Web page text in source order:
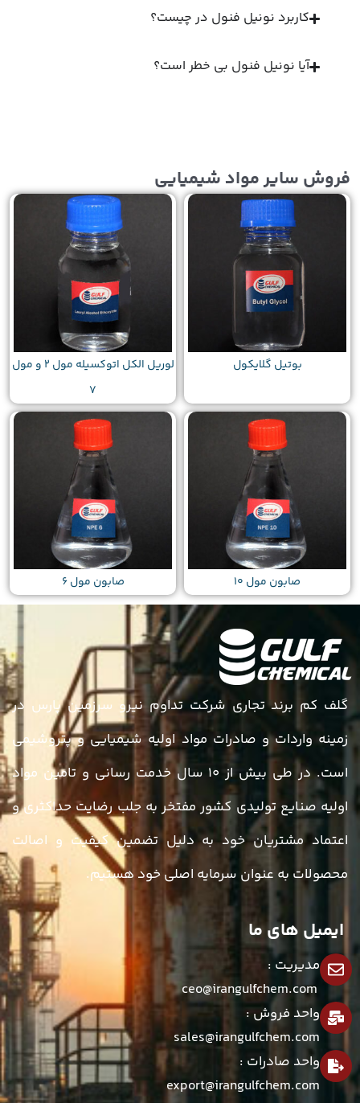
کاربرد نونیل فنول در چیست؟
آیا نونیل فنول بی خطر است؟
فروش سایر مواد شیمیایی
بوتیل گلایکول
لوریل الکل اتوکسیله مول 2 و مول
7
صابون مول 10 صابون مول 6
گلف کم برند تجاری شرکت تداوم نیرو سرزمین پارس در
زمینه واردات و صادرات مواد اولیه شیمیایی و پتروشیمی
است. در طی بیش از ۱۰ سال خدمت رسانی و تامین مواد
اولیه صنایع تولیدی کشور مفتخر به جلب رضایت حداکثری و
اعتماد مشتریان خود به دلیل تضمین کیفیت و اصالت
محصولات به عنوان سرمایه اصلی خود هستیم.
ایمیل های ما
مدیریت :
واحد فروش :
sales@irangulfchem.com
واحد صادرات :
export@irangulfchem.com